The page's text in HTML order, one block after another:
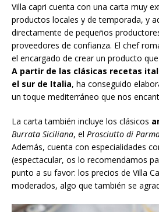
Villa capri cuenta con una carta muy
productos locales y de temporada, y
directamente de pequeños
proveedores de confianza. El chef
el encargado de crear un producto
A partir de las clásicas recetas
el sur de Italia, ha conseguido
un toque mediterráneo que nos
La carta también incluye los clásicos
Burrata Siciliana, el Prosciutto di
Además, cuenta con especialidades
(espectacular, os lo recomendamos
punto a su favor: los precios de Villa
moderados, algo que también se